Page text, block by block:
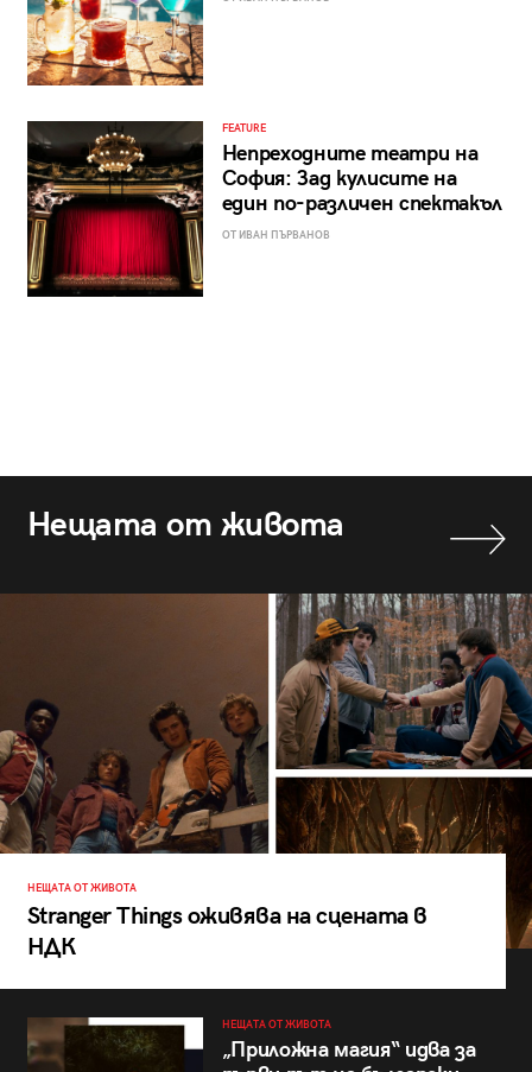
FEATURE
Непреходните театри на
София: Зад кулисите на
един по-различен спектакъл
ОТ ИВАН ПЪРВАНОВ
Нещата от живота
НЕЩАТА ОТ ЖИВОТА
Stranger Things оживява на сцената в
НДК
НЕЩАТА ОТ ЖИВОТА
„Приложна магия“ идва за